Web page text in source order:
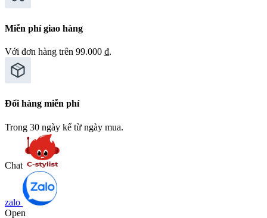
Miễn phí giao hàng
Với đơn hàng trên 99.000 ₫.
Đổi hàng miễn phí
Trong 30 ngày kể từ ngày mua.
Chat
zalo
Open